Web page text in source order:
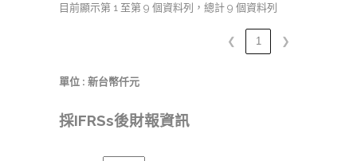
目前顯示第 1 至第 9 個資料列，總計 9 個資料列
❮ 1 ❯
單位 : 新台幣仟元
採IFRSs後財報資訊